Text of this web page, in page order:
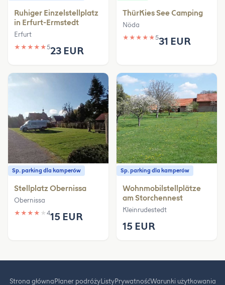
Ruhiger Einzelstellplatz
in Erfurt-Ermstedt
Erfurt
★ ★ ★ ★ ★523 EUR
ThürKies See Camping
Nöda
★ ★ ★ ★ ★531 EUR
Sp. parking dla kamperów
Stellplatz Obernissa
Obernissa
★ ★ ★ ★ ★ 415 EUR
Sp. parking dla kamperów
Wohnmobilstellplätze
am Storchennest
Kleinrudestedt
15 EUR
Strona głównaPlaner podróżyListyPrywatnośćWarunki użytkowania